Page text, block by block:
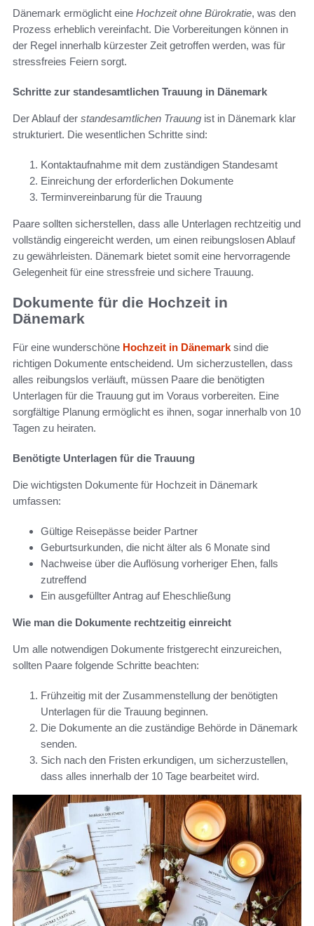
Dänemark ermöglicht eine Hochzeit ohne Bürokratie, was den
Prozess erheblich vereinfacht. Die Vorbereitungen können in
der Regel innerhalb kürzester Zeit getroffen werden, was für
stressfreies Feiern sorgt.
Schritte zur standesamtlichen Trauung in Dänemark
Der Ablauf der standesamtlichen Trauung ist in Dänemark klar
strukturiert. Die wesentlichen Schritte sind:
Kontaktaufnahme mit dem zuständigen Standesamt
Einreichung der erforderlichen Dokumente
Terminvereinbarung für die Trauung
Paare sollten sicherstellen, dass alle Unterlagen rechtzeitig und
vollständig eingereicht werden, um einen reibungslosen Ablauf
zu gewährleisten. Dänemark bietet somit eine hervorragende
Gelegenheit für eine stressfreie und sichere Trauung.
Dokumente für die Hochzeit in
Dänemark
Für eine wunderschöne Hochzeit in Dänemark sind die
richtigen Dokumente entscheidend. Um sicherzustellen, dass
alles reibungslos verläuft, müssen Paare die benötigten
Unterlagen für die Trauung gut im Voraus vorbereiten. Eine
sorgfältige Planung ermöglicht es ihnen, sogar innerhalb von 10
Tagen zu heiraten.
Benötigte Unterlagen für die Trauung
Die wichtigsten Dokumente für Hochzeit in Dänemark
umfassen:
Gültige Reisepässe beider Partner
Geburtsurkunden, die nicht älter als 6 Monate sind
Nachweise über die Auflösung vorheriger Ehen, falls
zutreffend
Ein ausgefüllter Antrag auf Eheschließung
Wie man die Dokumente rechtzeitig einreicht
Um alle notwendigen Dokumente fristgerecht einzureichen,
sollten Paare folgende Schritte beachten:
Frühzeitig mit der Zusammenstellung der benötigten
Unterlagen für die Trauung beginnen.
Die Dokumente an die zuständige Behörde in Dänemark
senden.
Sich nach den Fristen erkundigen, um sicherzustellen,
dass alles innerhalb der 10 Tage bearbeitet wird.